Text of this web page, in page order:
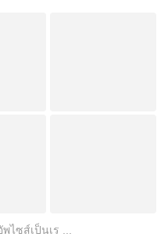
ไซส์เป็นเร ...